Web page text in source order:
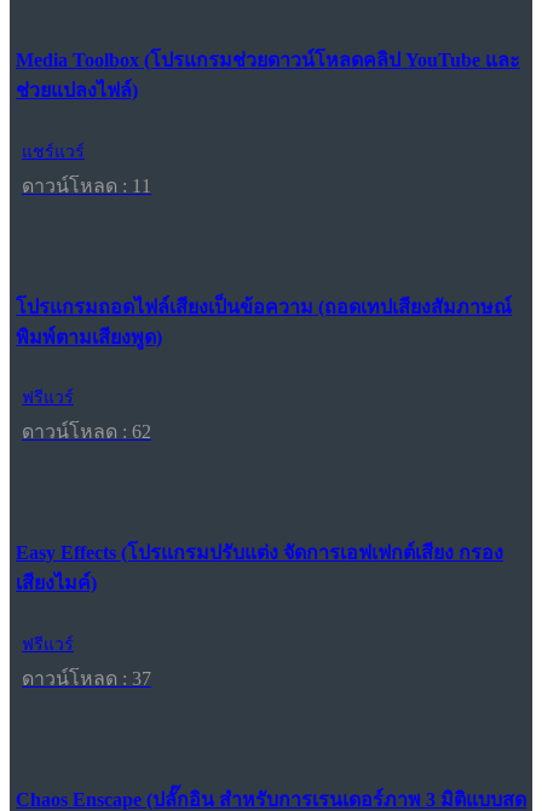
Media Toolbox (โปรแกรมช่วยดาวน์โหลดคลิป YouTube และ
ช่วยแปลงไฟล์)
แชร์แวร์
ดาวน์โหลด : 11
โปรแกรมถอดไฟล์เสียงเป็นข้อความ (ถอดเทปเสียงสัมภาษณ์
พิมพ์ตามเสียงพูด)
ฟรีแวร์
ดาวน์โหลด : 62
Easy Effects (โปรแกรมปรับแต่ง จัดการเอฟเฟกต์เสียง กรอง
เสียงไมค์)
ฟรีแวร์
ดาวน์โหลด : 37
Chaos Enscape (ปลั๊กอิน สำหรับการเรนเดอร์ภาพ 3 มิติแบบสด